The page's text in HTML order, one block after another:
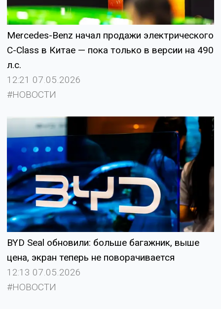
Mercedes-Benz начал продажи электрического
C-Class в Китае — пока только в версии на 490
л.c.
12:21 07.05.2026
#НОВОСТИ
BYD Seal обновили: больше багажник, выше
цена, экран теперь не поворачивается
12:13 07.05.2026
#НОВОСТИ